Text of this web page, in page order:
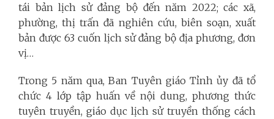
tái bản lịch sử đảng bộ đến năm 2022; các xã,
phường, thị trấn đã nghiên cứu, biên soạn, xuất
bản được 63 cuốn lịch sử đảng bộ địa phương, đơn
vị…
Trong 5 năm qua, Ban Tuyên giáo Tỉnh ủy đã tổ
chức 4 lớp tập huấn về nội dung, phương thức
tuyên truyền, giáo dục lịch sử truyền thống cách